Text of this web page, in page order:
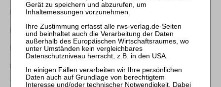
Bankmanager:in
Steuerberater:in
Unternehmensberater:in
Wirtschaftsprüfer:in
Weitere Tätigkeiten